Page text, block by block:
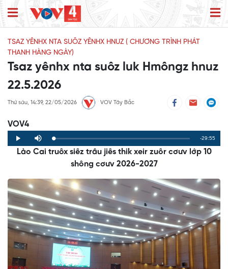
TSAZ YÊNHX NTA SUÔZ YÊNHX HNUZ ( CHƯƠNG TRÌNH PHÁT
THANH HÀNG NGÀY)
Tsaz yênhx nta suôz luk Hmôngz hnuz
22.5.2026
Thứ sáu, 14:39, 22/05/2026 VOV Tây Bắc
VOV4
Play Mute Loaded:
0%
Progress:
0%
Remaining
Time
-29:55
Lào Cai truôx siêz trâu jiês thik xeir zuôr cơưv lớp 10
shông cơưv 2026-2027